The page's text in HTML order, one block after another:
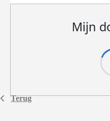
Terug
Mijn